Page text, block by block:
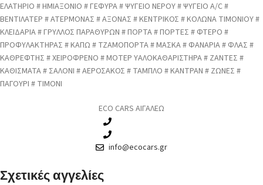
ΕΛΑΤΗΡΙΟ # ΗΜΙΑΞΟΝΙΟ # ΓΕΦΥΡΑ # ΨΥΓΕΙΟ ΝΕΡΟΥ # ΨΥΓΕΙΟ A/C #
ΒΕΝΤΙΛΑΤΕΡ # ΑΤΕΡΜΟΝΑΣ # ΑΞΟΝΑΣ # ΚΕΝΤΡΙΚΟΣ # ΚΟΛΩΝΑ ΤΙΜΟΝΙΟΥ #
ΚΛΕΙΔΑΡΙΑ # ΓΡΥΛΛΟΣ ΠΑΡΑΘΥΡΩΝ # ΠΟΡΤΑ # ΠΟΡΤΕΣ # ΦΤΕΡΟ #
ΠΡΟΦΥΛΑΚΤΗΡΑΣ # ΚΑΠΩ # ΤΖΑΜΟΠΟΡΤΑ # ΜΑΣΚΑ # ΦΑΝΑΡΙΑ # ΦΛΑΣ #
ΚΑΘΡΕΦΤΗΣ # ΧΕΙΡΟΦΡΕΝΟ # ΜΟΤΕΡ ΥΑΛΟΚΑΘΑΡΙΣΤΗΡΑ # ΖΑΝΤΕΣ #
ΚΑΘΙΣΜΑΤΑ # ΣΑΛΟΝΙ # ΑΕΡΟΣΑΚΟΣ # ΤΑΜΠΛΟ # ΚΑΝΤΡΑΝ # ΖΩΝΕΣ #
ΠΑΓΟΥΡΙ # ΤΙΜΟΝΙ
ECO CARS ΑΙΓΑΛΕΩ
info@ecocars.gr
Σχετικές αγγελίες